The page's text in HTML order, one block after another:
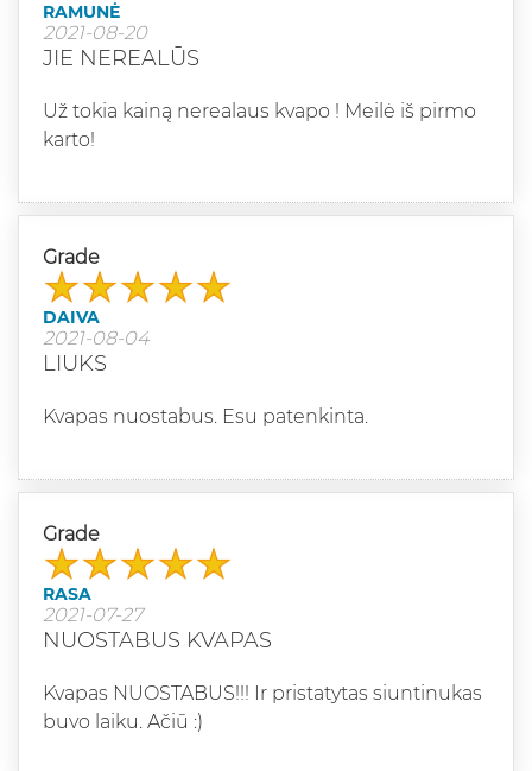
RAMUNĖ
2021-08-20
JIE NEREALŪS
Už tokia kainą nerealaus kvapo ! Meilė iš pirmo
karto!
Grade
DAIVA
2021-08-04
LIUKS
Kvapas nuostabus. Esu patenkinta.
Grade
RASA
2021-07-27
NUOSTABUS KVAPAS
Kvapas NUOSTABUS!!! Ir pristatytas siuntinukas
buvo laiku. Ačiū :)